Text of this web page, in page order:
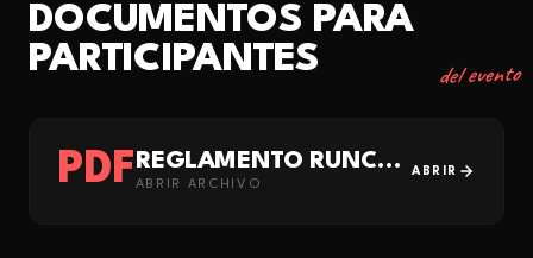
DOCUMENTOS PARA
PARTICIPANTES
del evento
PDF REGLAMENTO RUNCÁNCER 2026
ABRIR ARCHIVO
ABRIR